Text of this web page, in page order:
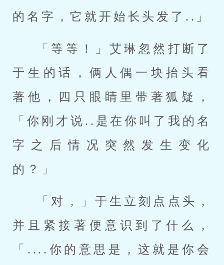
的名字，它就开始长头发了..」
「等等！」艾琳忽然打断了
于生的话，俩人偶一块抬头看
著他，四只眼睛里带著狐疑，
「你刚才说..是在你叫了我的名
字之后情况突然发生变化
的？」
「对，」于生立刻点点头，
并且紧接著便意识到了什么，
「....你的意思是，这就是你会